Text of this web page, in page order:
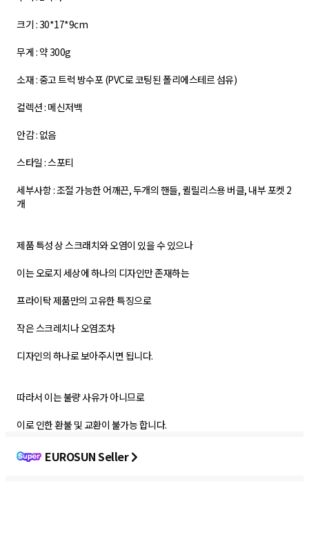
크기 : 30*17*9cm
무게 : 약 300g
소재 : 중고 트럭 방수포 (PVC로 코팅된 폴리에스테르 섬유)
컬렉션 : 메신저백
안감 : 없음
스타일 : 스포티
세부사항 : 조절 가능한 어깨끈, 두개의 핸들, 퀼릴리스용 버클, 내부 포켓 2
개
제품 특성 상 스크래치와 오염이 있을 수 있으나
이는 오로지 세상에 하나의 디자인만 존재하는
프라이탁 제품만의 고유한 특징으로
작은 스크레치나 오염조차
디자인의 하나로 보아주시면 됩니다.
따라서 이는 불량 사유가 아니므로
이로 인한 환불 및 교환이 불가능 합니다.
EUROSUN Seller